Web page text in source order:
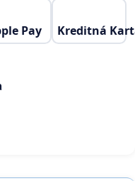
Pay Kreditná